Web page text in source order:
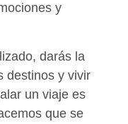
y
darás la
destinos y vivir
un viaje es
que se